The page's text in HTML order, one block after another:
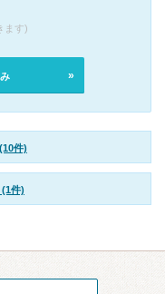
ます)
件)
(1件)